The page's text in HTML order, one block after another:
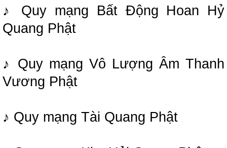
♪ Quy mạng Bất Động Hoan Hỷ
Quang Phật
♪ Quy mạng Vô Lượng Âm Thanh
Vương Phật
♪ Quy mạng Tài Quang Phật